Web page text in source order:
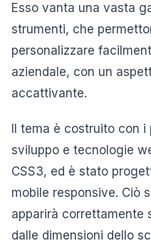
Esso vanta una vasta
strumenti, che
personalizzare
aziendale, con un
accattivante.
Il tema è costruito con
sviluppo e tecnologie
CSS3, ed è stato
mobile responsive. Ciò
apparirà correttamente
dalle dimensioni dello